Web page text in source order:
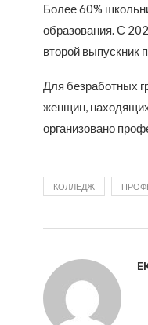
Более 60%
образования. С
второй выпускник
Для безработных
женщин,
организовано
КОЛЛЕДЖ